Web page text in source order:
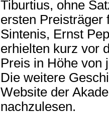
Tiburtius, ohne
ersten Preisträger
Sintenis, Ernst
erhielten kurz vor
Preis in Höhe von
Die weitere
Website der
nachzulesen.